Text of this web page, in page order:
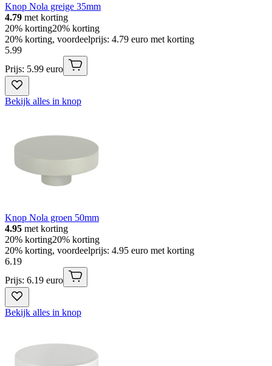
Knop Nola greige 35mm
4.79 met korting
20% korting20% korting
20% korting, voordeelprijs: 4.79 euro met korting
5.99
Prijs: 5.99 euro
Bekijk alles in knop
Knop Nola groen 50mm
4.95 met korting
20% korting20% korting
20% korting, voordeelprijs: 4.95 euro met korting
6.19
Prijs: 6.19 euro
Bekijk alles in knop